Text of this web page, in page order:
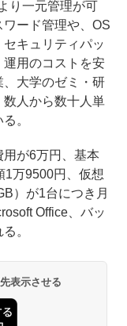
り一元管理が可
ード管理や、OS
キュリティパッ
用のコストを安
大学のゼミ・研
人から数十人単
。
が6万円、基本
1万9500円、仮想
）が1台につき月
Office、バッ
。
表示させる